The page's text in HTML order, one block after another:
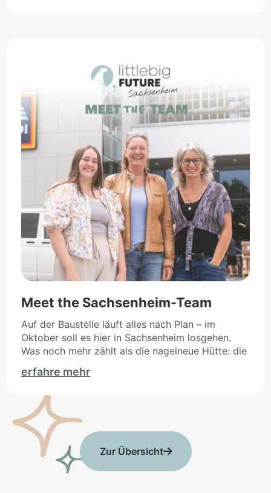
Meet the Sachsenheim-Team
Auf der Baustelle läuft alles nach Plan – im
Oktober soll es hier in Sachsenheim losgehen.
Was noch mehr zählt als die nagelneue Hütte: die
erfahre mehr
Zur Übersicht